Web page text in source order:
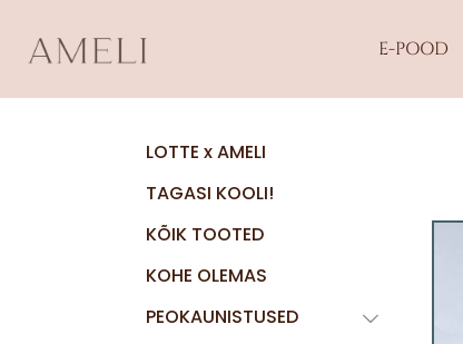
E-POOD
LOTTE x AMELI
TAGASI KOOLI!
KÕIK TOOTED
KOHE OLEMAS
PEOKAUNISTUSED